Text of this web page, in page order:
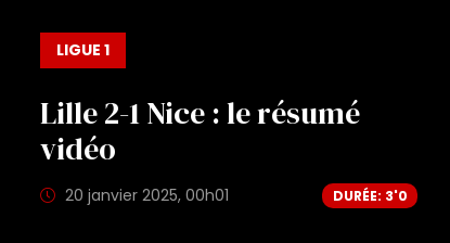
LIGUE 1
Lille 2-1 Nice : le résumé
vidéo
20 janvier 2025, 00h01 DURÉE: 3'0